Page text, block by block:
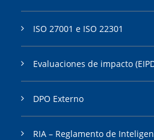
ISO 27001 e ISO 22301
Evaluaciones de impacto
DPO Externo
RIA – Reglamento de